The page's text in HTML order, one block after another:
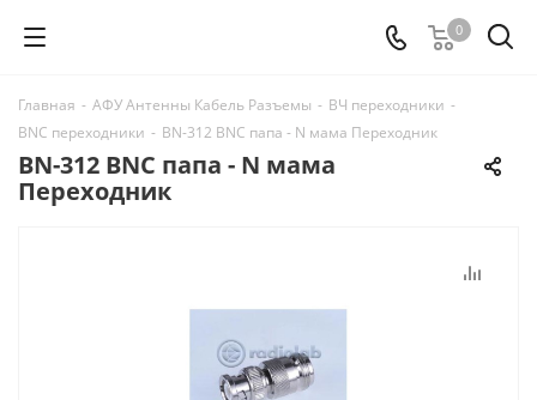
0
Главная - АФУ Антенны Кабель Разъемы - ВЧ переходники -
BNC переходники - BN-312 BNC папа - N мама Переходник
BN-312 BNC папа - N мама
Переходник